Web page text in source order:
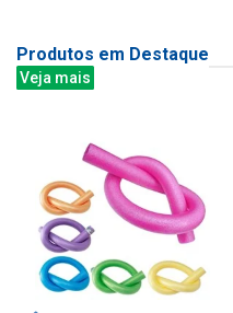
Produtos em Destaque
Veja mais